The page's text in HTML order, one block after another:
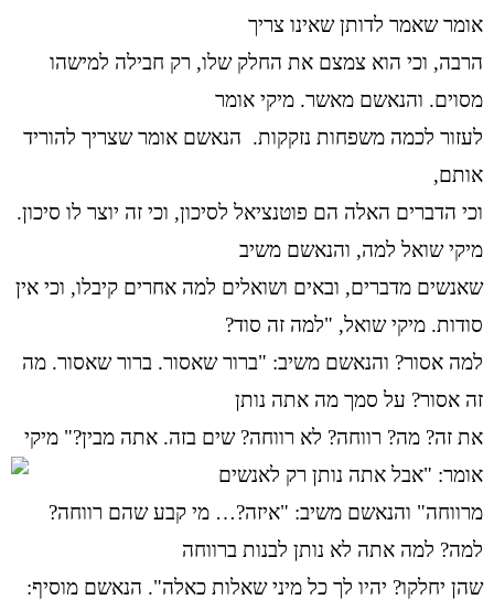
אומר שאמר לדותן שאינו צריך
הרבה, וכי הוא צמצם את החלק שלו, רק חבילה למישהו
מסוים. והנאשם מאשר. מיקי אומר
לעזור לכמה משפחות נזקקות. הנאשם אומר שצריך להוריד
אותם,
וכי הדברים האלה הם פוטנציאל לסיכון, וכי זה יוצר לו סיכון.
מיקי שואל למה, והנאשם משיב
שאנשים מדברים, ובאים ושואלים למה אחרים קיבלו, וכי אין
סודות. מיקי שואל, "למה זה סוד?
למה אסור? והנאשם משיב: "ברור שאסור. ברור שאסור. מה
זה אסור? על סמך מה אתה נותן
את זה? מה? רווחה? לא רווחה? שים בזה. אתה מבין?" מיקי
אומר: "אבל אתה נותן רק לאנשים
מרווחה" והנאשם משיב: "איזה?… מי קבע שהם רווחה?
למה? למה אתה לא נותן לבנות ברווחה
שהן יחלקו? יהיו לך כל מיני שאלות כאלה". הנאשם מוסיף: